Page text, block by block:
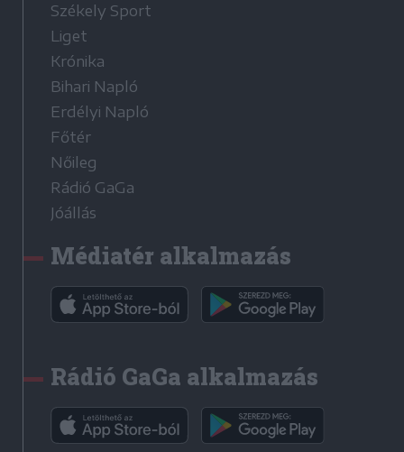
Székely Sport
Liget
Krónika
Bihari Napló
Erdélyi Napló
Főtér
Nőileg
Rádió GaGa
Jóállás
Médiatér alkalmazás
Rádió GaGa alkalmazás